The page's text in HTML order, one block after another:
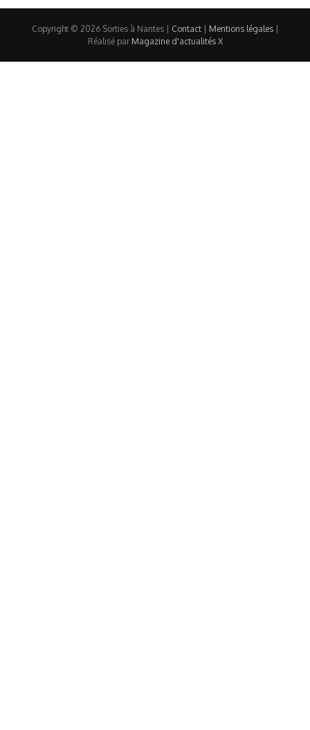
Copyright © 2026 Sorties à Nantes | Contact| Mentions légales|
Réalisé par Magazine d'actualités X